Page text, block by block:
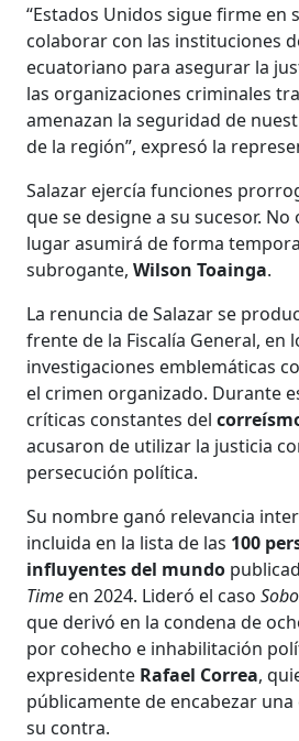
“Estados Unidos sigue firme en
colaborar con las instituciones
ecuatoriano para asegurar la
las organizaciones criminales
amenazan la seguridad de
de la región”, expresó la
Salazar ejercía funciones
que se designe a su sucesor.
lugar asumirá de forma
subrogante,Wilson Toainga.
La renuncia de Salazar se
frente de la Fiscalía General, en
investigaciones emblemáticas
el crimen organizado. Durante
críticas constantes del
acusaron de utilizar la justicia
persecución política.
Su nombre ganó relevancia
incluida en la lista de las 100
influyentes del mundo
Time en 2024. Lideró el caso
que derivó en la condena de
por cohecho e inhabilitación
expresidente Rafael Correa,
públicamente de encabezar
su contra.